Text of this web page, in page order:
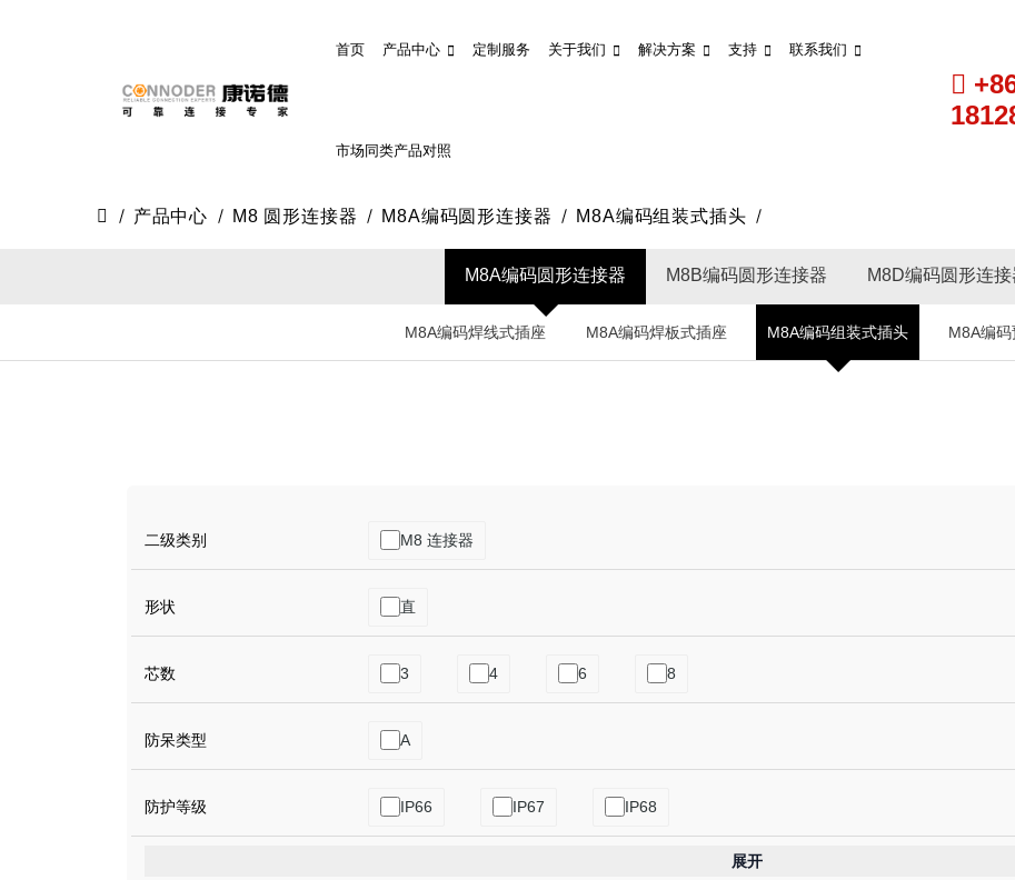
首页 产品中心 定制服务 关于我们 解决方案 支持 联系我们
市场同类产品对照
产品中心 M8 圆形连接器 M8A编码圆形连接器 M8A编码组装式插头
M8A编码圆形连接器 M8B编码圆形连接器 M8D编码圆形连接
M8A编码焊线式插座 M8A编码焊板式插座 M8A编码组装式插头 M8A编
二级类别 M8 连接器
形状 直
芯数 3 4 6 8
防呆类型 A
防护等级 IP66 IP67 IP68
展开